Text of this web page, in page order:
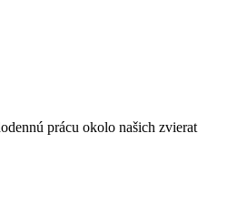
prácu okolo našich zvierat